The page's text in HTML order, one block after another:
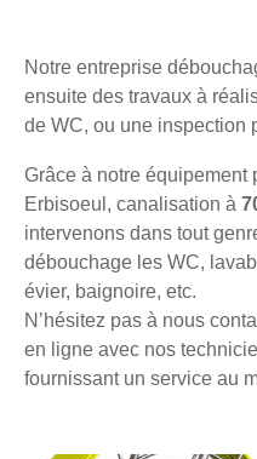
Notre entreprise
ensuite des travaux à
de WC, ou une inspection
Grâce à notre
Erbisoeul, canalisation à
intervenons dans tout
débouchage les WC,
évier, baignoire, etc.
N’hésitez pas à nous
en ligne avec nos
fournissant un service au